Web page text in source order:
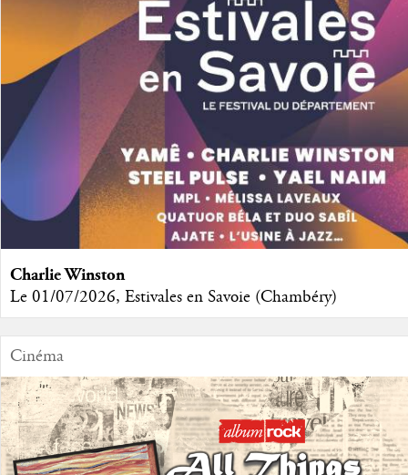
Charlie Winston
Le 01/07/2026, Estivales en Savoie (Chambéry)
Cinéma